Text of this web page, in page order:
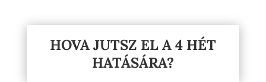
HOVA JUTSZ EL A 4 HÉT
HATÁSÁRA?